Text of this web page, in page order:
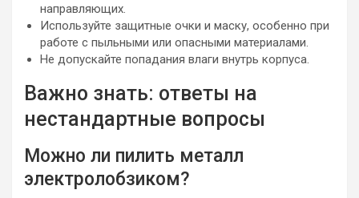
направляющих.
Используйте защитные очки и маску, особенно при
работе с пыльными или опасными материалами.
Не допускайте попадания влаги внутрь корпуса.
Важно знать: ответы на
нестандартные вопросы
Можно ли пилить металл
электролобзиком?